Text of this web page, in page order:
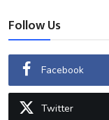
उपन्यास
सिनेमा
शायरी
Follow Us
Facebook
Twitter